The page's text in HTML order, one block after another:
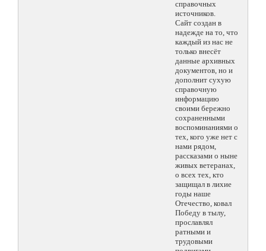
справочных
источников.
Сайт создан в
надежде на то, что
каждый из нас не
только внесёт
данные архивных
документов, но и
дополнит сухую
справочную
информацию
своими бережно
сохраненными
воспоминаниями о
тех, кого уже нет с
нами рядом,
рассказами о ныне
живых ветеранах,
о всех тех, кто
защищал в лихие
годы наше
Отечество, ковал
Победу в тылу,
прославлял
ратными и
трудовыми